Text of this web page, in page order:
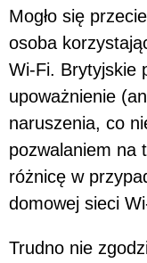
Mogło się
osoba
Wi-Fi. Brytyjskie
upoważnienie
naruszenia, co
pozwalaniem na
różnicę w
domowej sieci
Trudno nie